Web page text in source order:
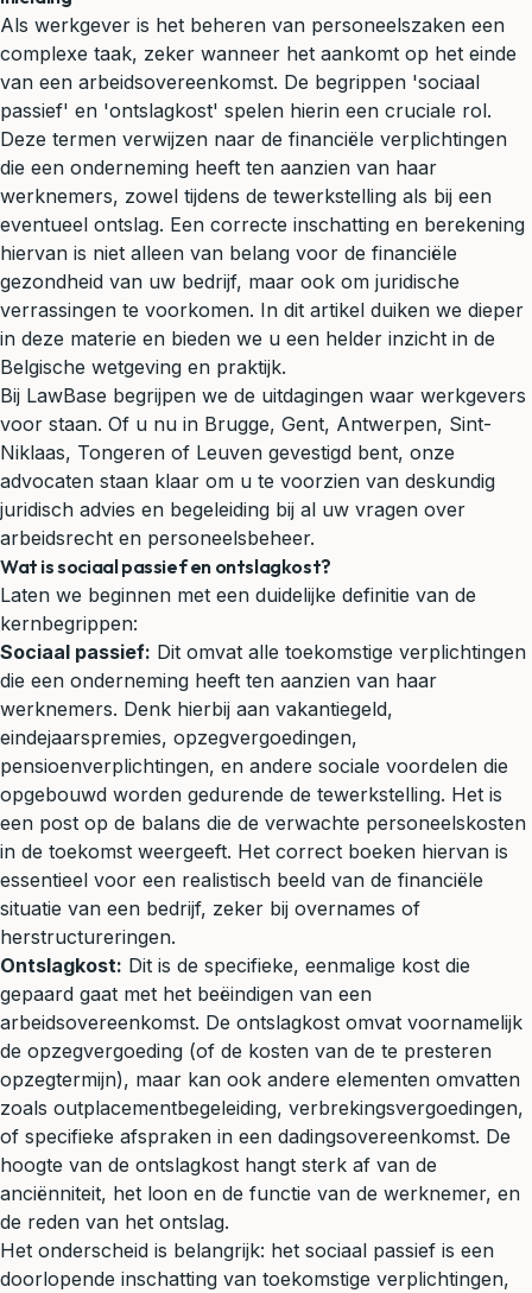
Als werkgever is het beheren van personeelszaken een
complexe taak, zeker wanneer het aankomt op het einde
van een arbeidsovereenkomst. De begrippen 'sociaal
passief' en 'ontslagkost' spelen hierin een cruciale rol.
Deze termen verwijzen naar de financiële verplichtingen
die een onderneming heeft ten aanzien van haar
werknemers, zowel tijdens de tewerkstelling als bij een
eventueel ontslag. Een correcte inschatting en berekening
hiervan is niet alleen van belang voor de financiële
gezondheid van uw bedrijf, maar ook om juridische
verrassingen te voorkomen. In dit artikel duiken we dieper
in deze materie en bieden we u een helder inzicht in de
Belgische wetgeving en praktijk.
Bij LawBase begrijpen we de uitdagingen waar werkgevers
voor staan. Of u nu in Brugge, Gent, Antwerpen, Sint-
Niklaas, Tongeren of Leuven gevestigd bent, onze
advocaten staan klaar om u te voorzien van deskundig
juridisch advies en begeleiding bij al uw vragen over
arbeidsrecht en personeelsbeheer.
Wat is sociaal passief en ontslagkost?
Laten we beginnen met een duidelijke definitie van de
kernbegrippen:
Sociaal passief: Dit omvat alle toekomstige verplichtingen
die een onderneming heeft ten aanzien van haar
werknemers. Denk hierbij aan vakantiegeld,
eindejaarspremies, opzegvergoedingen,
pensioenverplichtingen, en andere sociale voordelen die
opgebouwd worden gedurende de tewerkstelling. Het is
een post op de balans die de verwachte personeelskosten
in de toekomst weergeeft. Het correct boeken hiervan is
essentieel voor een realistisch beeld van de financiële
situatie van een bedrijf, zeker bij overnames of
herstructureringen.
Ontslagkost: Dit is de specifieke, eenmalige kost die
gepaard gaat met het beëindigen van een
arbeidsovereenkomst. De ontslagkost omvat voornamelijk
de opzegvergoeding (of de kosten van de te presteren
opzegtermijn), maar kan ook andere elementen omvatten
zoals outplacementbegeleiding, verbrekingsvergoedingen,
of specifieke afspraken in een dadingsovereenkomst. De
hoogte van de ontslagkost hangt sterk af van de
anciënniteit, het loon en de functie van de werknemer, en
de reden van het ontslag.
Het onderscheid is belangrijk: het sociaal passief is een
doorlopende inschatting van toekomstige verplichtingen,